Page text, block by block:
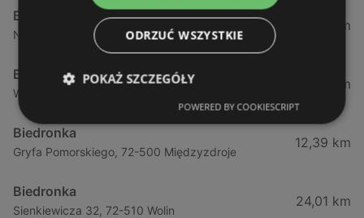
Biedronka
Nowokarsiborska 2, 72-600 Świnoujście
1,87 km
Biedronka
Wojska Polskiego 16a, 72-600 Świnoujście
2,77 km
Biedronka
Gryfa Pomorskiego, 72-500 Międzyzdroje
12,39 km
Biedronka
Sienkiewicza 32, 72-510 Wolin
24,01 km
ODRZUĆ WSZYSTKIE
POKAŻ SZCZEGÓŁY
POWERED BY COOKIESCRIPT